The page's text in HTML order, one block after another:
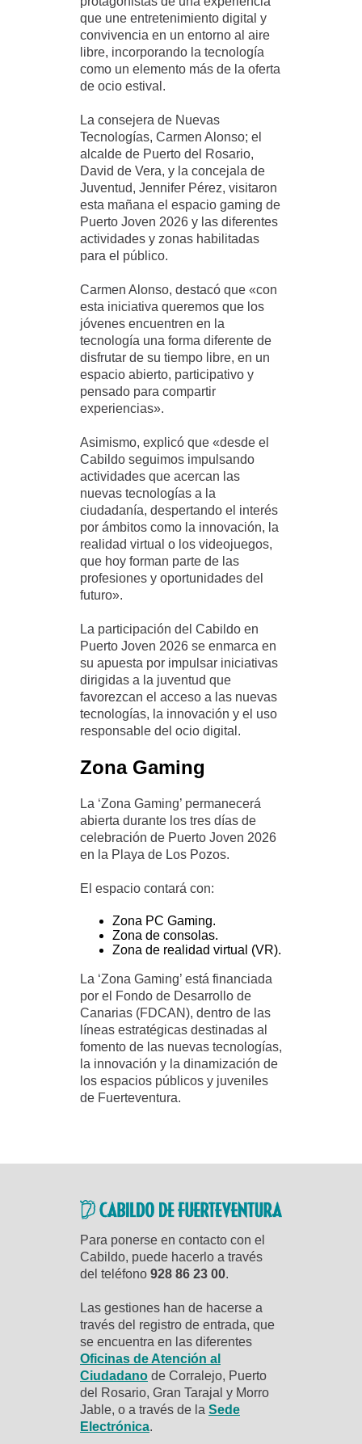
que une entretenimiento digital y
convivencia en un entorno al aire
libre, incorporando la tecnología
como un elemento más de la oferta
de ocio estival.
La consejera de Nuevas
Tecnologías, Carmen Alonso; el
alcalde de Puerto del Rosario,
David de Vera, y la concejala de
Juventud, Jennifer Pérez, visitaron
esta mañana el espacio gaming de
Puerto Joven 2026 y las diferentes
actividades y zonas habilitadas
para el público.
Carmen Alonso, destacó que «con
esta iniciativa queremos que los
jóvenes encuentren en la
tecnología una forma diferente de
disfrutar de su tiempo libre, en un
espacio abierto, participativo y
pensado para compartir
experiencias».
Asimismo, explicó que «desde el
Cabildo seguimos impulsando
actividades que acercan las
nuevas tecnologías a la
ciudadanía, despertando el interés
por ámbitos como la innovación, la
realidad virtual o los videojuegos,
que hoy forman parte de las
profesiones y oportunidades del
futuro».
La participación del Cabildo en
Puerto Joven 2026 se enmarca en
su apuesta por impulsar iniciativas
dirigidas a la juventud que
favorezcan el acceso a las nuevas
tecnologías, la innovación y el uso
responsable del ocio digital.
Zona Gaming
La ‘Zona Gaming’ permanecerá
abierta durante los tres días de
celebración de Puerto Joven 2026
en la Playa de Los Pozos.
El espacio contará con:
Zona PC Gaming.
Zona de consolas.
Zona de realidad virtual (VR).
La ‘Zona Gaming’ está financiada
por el Fondo de Desarrollo de
Canarias (FDCAN), dentro de las
líneas estratégicas destinadas al
fomento de las nuevas tecnologías,
la innovación y la dinamización de
los espacios públicos y juveniles
de Fuerteventura.
Para ponerse en contacto con el
Cabildo, puede hacerlo a través
del teléfono 928 86 23 00.
Las gestiones han de hacerse a
través del registro de entrada, que
se encuentra en las diferentes
Oficinas de Atención al
Ciudadano de Corralejo, Puerto
del Rosario, Gran Tarajal y Morro
Jable, o a través de la Sede
Electrónica.